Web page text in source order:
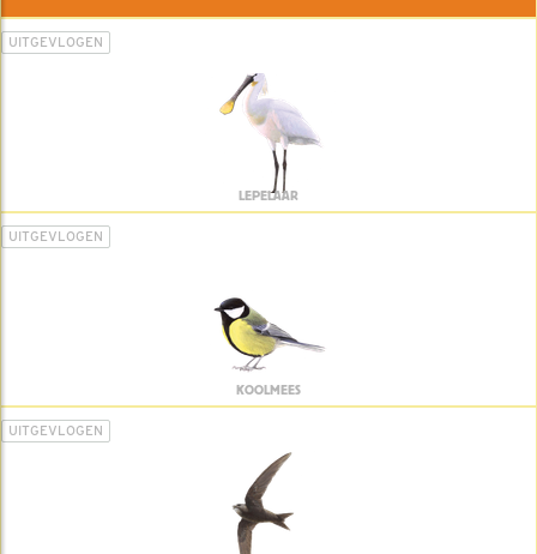
UITGEVLOGEN
LEPELAAR
UITGEVLOGEN
KOOLMEES
UITGEVLOGEN